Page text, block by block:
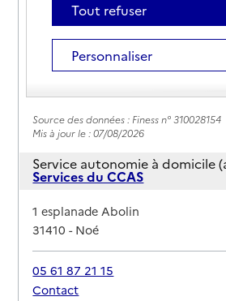
05 61 98 97 16
Site internet
Rapport HAS
Dernier rapport d'évaluation
Source des données : Finess n° 310028154
Mis à jour le : 07/08/2026
Service autonomie à domicile
Services du CCAS
Adresse
1 esplanade Abolin
31410-Noé
05 61 87 21 15
Contact
Tout refuser
Personnaliser